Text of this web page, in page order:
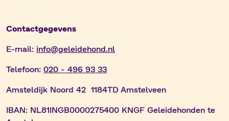
Contactgegevens
E-mail: info@geleidehond.nl
Telefoon: 020 - 496 93 33
Amsteldijk Noord 42 1184TD Amstelveen
IBAN: NL81INGB0000275400 KNGF Geleidehonden te